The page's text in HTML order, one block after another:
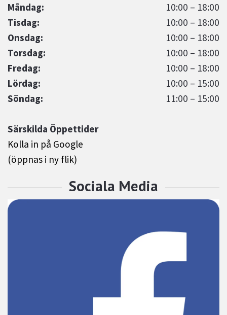
Måndag:
10:00 – 18:00
Tisdag:
10:00 – 18:00
Onsdag:
10:00 – 18:00
Torsdag:
10:00 – 18:00
Fredag:
10:00 – 18:00
Lördag:
10:00 – 15:00
Söndag:
11:00 – 15:00
Särskilda Öppettider
Kolla in på Google
(öppnas i ny flik)